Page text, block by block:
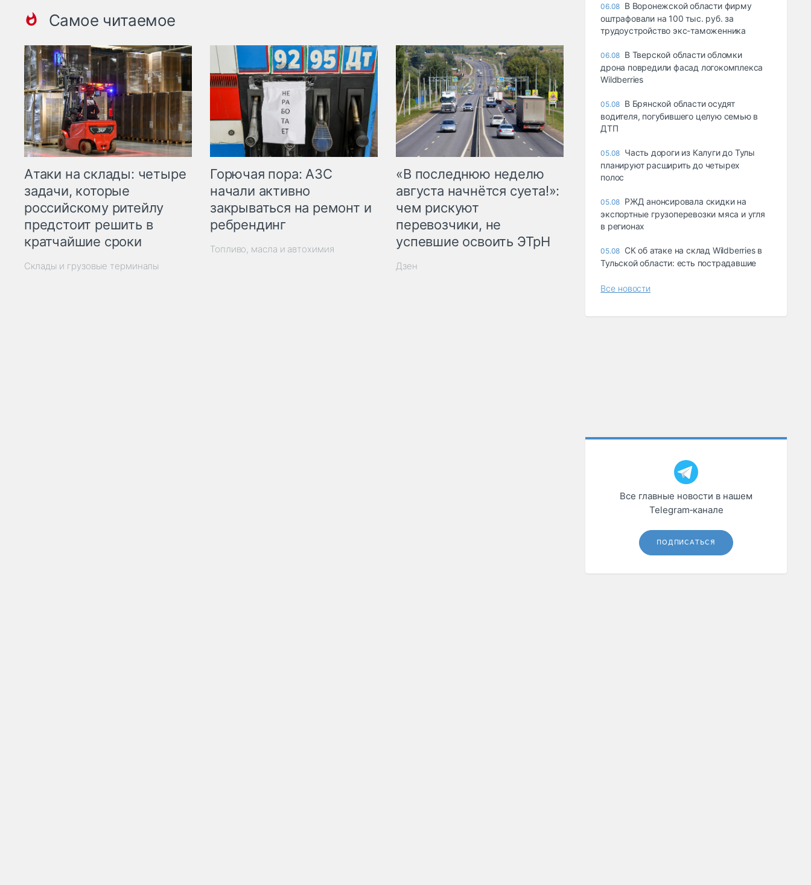
Самое читаемое
Атаки на склады: четыре
задачи, которые
российскому ритейлу
предстоит решить в
кратчайшие сроки
Склады и грузовые терминалы
Горючая пора: АЗС
начали активно
закрываться на ремонт и
ребрендинг
Топливо, масла и автохимия
«В последнюю неделю
августа начнётся суета!»:
чем рискуют
перевозчики, не
успевшие освоить ЭТрН
Дзен
06.08 В Воронежской области фирму
оштрафовали на 100 тыс. руб. за
трудоустройство экс-таможенника
06.08 В Тверской области обломки
дрона повредили фасад логокомплекса
Wildberries
05.08 В Брянской области осудят
водителя, погубившего целую семью в
ДТП
05.08 Часть дороги из Калуги до Тулы
планируют расширить до четырех
полос
05.08 РЖД анонсировала скидки на
экспортные грузоперевозки мяса и угля
в регионах
05.08 СК об атаке на склад Wildberries в
Тульской области: есть пострадавшие
Все новости
Все главные новости в нашем
Telegram‑канале
ПОДПИСАТЬСЯ